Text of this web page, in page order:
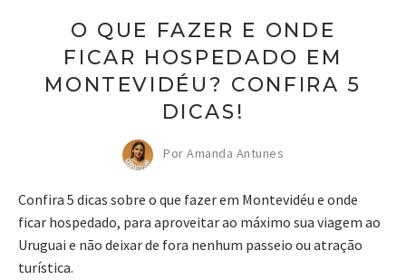
O QUE FAZER E ONDE
FICAR HOSPEDADO EM
MONTEVIDÉU? CONFIRA 5
DICAS!
Por Amanda Antunes
Confira 5 dicas sobre o que fazer em Montevidéu e onde
ficar hospedado, para aproveitar ao máximo sua viagem ao
Uruguai e não deixar de fora nenhum passeio ou atração
turística.